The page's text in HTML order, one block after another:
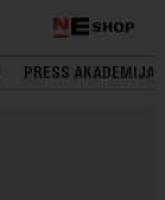
SHOP
PRESS AKADEMIJA